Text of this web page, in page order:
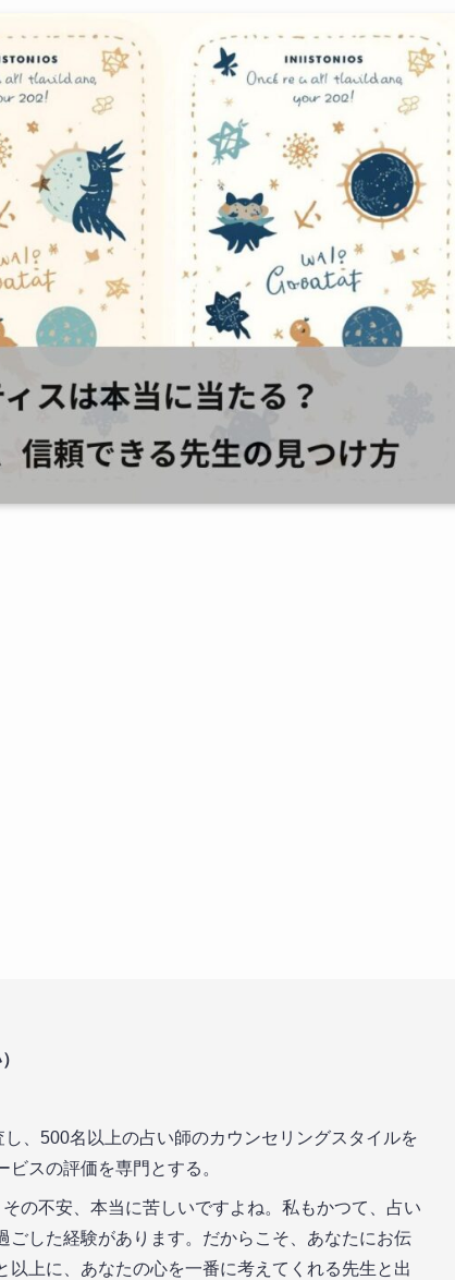
、500名以上の占い師のカウンセリングスタイルを
スの評価を専門とする。
の不安、本当に苦しいですよね。私もかつて、占い
した経験があります。だからこそ、あなたにお伝
上に、あなたの心を一番に考えてくれる先生と出